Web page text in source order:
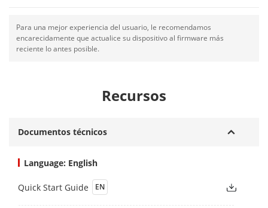
Para una mejor experiencia del usuario, le recomendamos
encarecidamente que actualice su dispositivo al firmware más
reciente lo antes posible.
Recursos
Documentos técnicos
Language: English
Quick Start Guide EN